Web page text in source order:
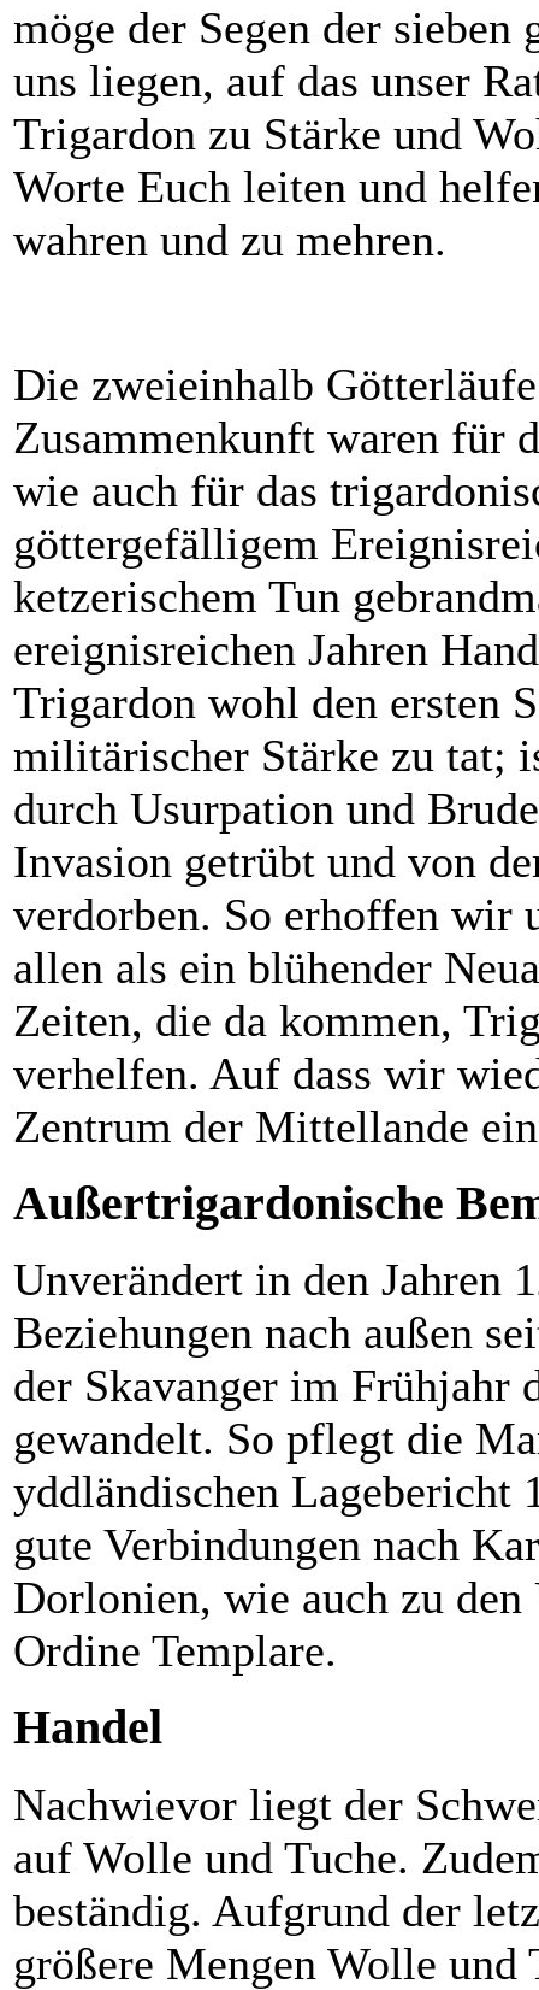
möge der Segen der
uns liegen, auf das unser
Trigardon zu Stärke und
Worte Euch leiten und
wahren und zu mehren.
Die zweieinhalb
Zusammenkunft waren für
wie auch für das
göttergefälligem
ketzerischem Tun
ereignisreichen Jahren
Trigardon wohl den ersten
militärischer Stärke zu tat;
durch Usurpation und
Invasion getrübt und von
verdorben. So erhoffen wir
allen als ein blühender
Zeiten, die da kommen,
verhelfen. Auf dass wir
Zentrum der Mittellande
Außertrigardonische
Unverändert in den Jahren
Beziehungen nach außen
der Skavanger im Frühjahr
gewandelt. So pflegt die
yddländischen Lagebericht
gute Verbindungen nach
Dorlonien, wie auch zu
Ordine Templare.
Handel
Nachwievor liegt der
auf Wolle und Tuche.
beständig. Aufgrund der
größere Mengen Wolle